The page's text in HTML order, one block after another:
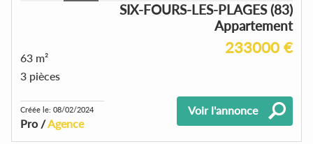
SIX-FOURS-LES-PLAGES (83)
Appartement
233000 €
63 m²
3 pièces
Créée le: 08/02/2024
Pro /Agence
Voir l'annonce